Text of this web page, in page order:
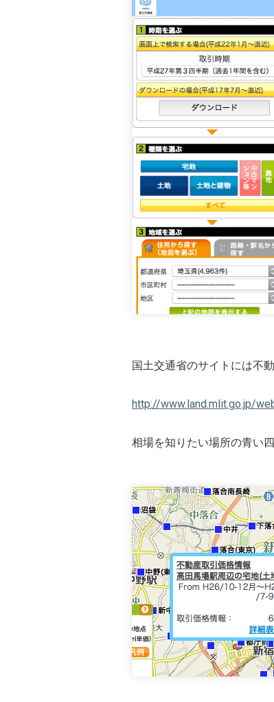
国土交通省のサイトには不
http://www.land.mlit.go.jp/
相場を知りたい場所の青い